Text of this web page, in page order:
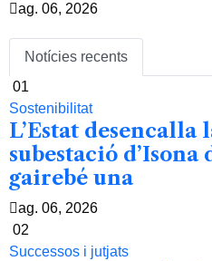
ag. 06, 2026
Notícies recents
01
Sostenibilitat
L’Estat desencalla
subestació d’Isona
gairebé una
ag. 06, 2026
02
Successos i jutjats